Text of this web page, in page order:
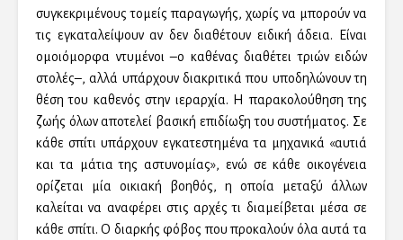
συγκεκριμένους τομείς παραγωγής, χωρίς να μπορούν να
τις εγκαταλείψουν αν δεν διαθέτουν ειδική άδεια. Είναι
ομοιόμορφα ντυμένοι –ο καθένας διαθέτει τριών ειδών
στολές–, αλλά υπάρχουν διακριτικά που υποδηλώνουν τη
θέση του καθενός στην ιεραρχία. Η παρακολούθηση της
ζωής όλων αποτελεί βασική επιδίωξη του συστήματος. Σε
κάθε σπίτι υπάρχουν εγκατεστημένα τα μηχανικά «αυτιά
και τα μάτια της αστυνομίας», ενώ σε κάθε οικογένεια
ορίζεται μία οικιακή βοηθός, η οποία μεταξύ άλλων
καλείται να αναφέρει στις αρχές τι διαμείβεται μέσα σε
κάθε σπίτι. Ο διαρκής φόβος που προκαλούν όλα αυτά τα